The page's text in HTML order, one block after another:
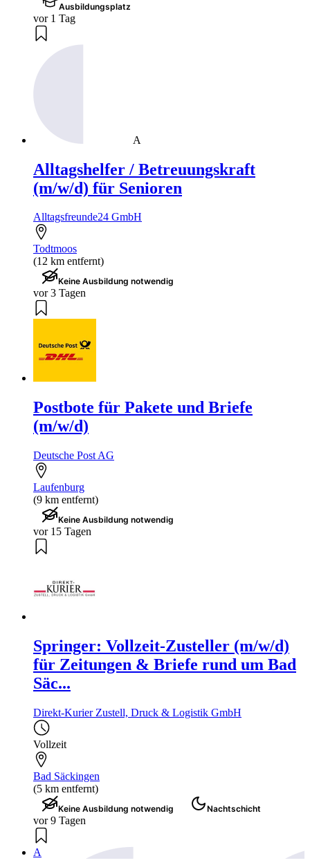
Ausbildungsplatz
vor 1 Tag
A
Alltagshelfer / Betreuungskraft
(m/w/d) für Senioren
Alltagsfreunde24 GmbH
Todtmoos
(12 km entfernt)
Keine Ausbildung notwendig
vor 3 Tagen
Postbote für Pakete und Briefe
(m/w/d)
Deutsche Post AG
Laufenburg
(9 km entfernt)
Keine Ausbildung notwendig
vor 15 Tagen
Springer: Vollzeit-Zusteller (m/w/d)
für Zeitungen & Briefe rund um Bad
Säc...
Direkt-Kurier Zustell, Druck & Logistik GmbH
Vollzeit
Bad Säckingen
(5 km entfernt)
Keine Ausbildung notwendig Nachtschicht
vor 9 Tagen
A